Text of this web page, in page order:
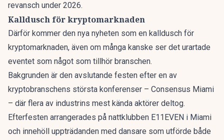
revansch under 2026.
Kalldusch för kryptomarknaden
Därför kommer den nya nyheten som en kalldusch för
kryptomarknaden, även om många kanske ser det urartade
eventet som något som tillhör branschen.
Bakgrunden är den avslutande festen efter en av
kryptobranschens största konferenser – Consensus Miami
– där flera av industrins mest kända aktörer deltog.
Efterfesten arrangerades på nattklubben E11EVEN i Miami
och innehöll uppträdanden med dansare som utförde både